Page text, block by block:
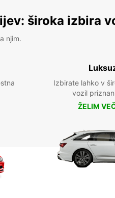
široka izbira
njim.
Izbirate lahko v
vozil
ŽELIM